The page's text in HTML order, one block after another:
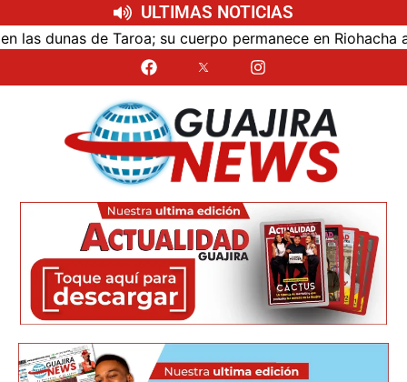
ULTIMAS NOTICIAS
de Taroa; su cuerpo permanece en Riohacha a la